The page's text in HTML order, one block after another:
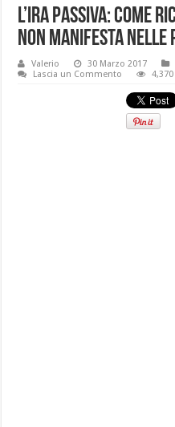
L’ira passiva: come
non manifesta nelle
Valerio 30 Marzo 2017
Lascia un Commento